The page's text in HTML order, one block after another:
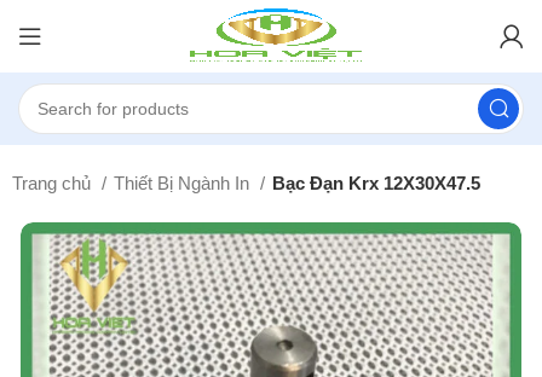
Trang chủ Thiết Bị Ngành In Bạc Đạn Krx 12X30X47.5